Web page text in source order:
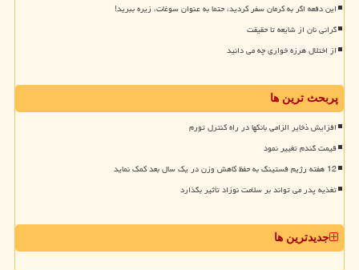
این دفعه اگر به کرمان سفر کردید، حتما به عنوان سوغات، زیره ببرید!
گرانی نان از شایعه تا حقیقت
از اختلال هرزه خواری چه می دانید
پربحث ترین ها
افزایش ذخایر الزامی بانکها در راه کنترل تورم
قیمت گندم تغییر نمود
12 هفته رژیم فستینگ به حفظ کاهش وزن در یک سال بعد کمک نماید
تغذیه پدر می تواند بر سلامت نوزاد تأثیر بگذارد
جدیدترین ها